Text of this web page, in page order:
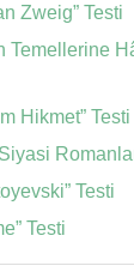
Zweig” Testi
Temellerine
Hikmet” Testi
Testi
Testi